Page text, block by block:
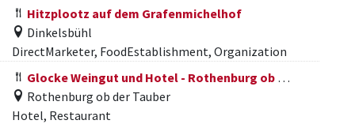
Hitzplootz auf dem Grafenmichelhof
Dinkelsbühl
DirectMarketer, FoodEstablishment, Organization
Glocke Weingut und Hotel - Rothenburg ob der Tauber
Rothenburg ob der Tauber
Hotel, Restaurant